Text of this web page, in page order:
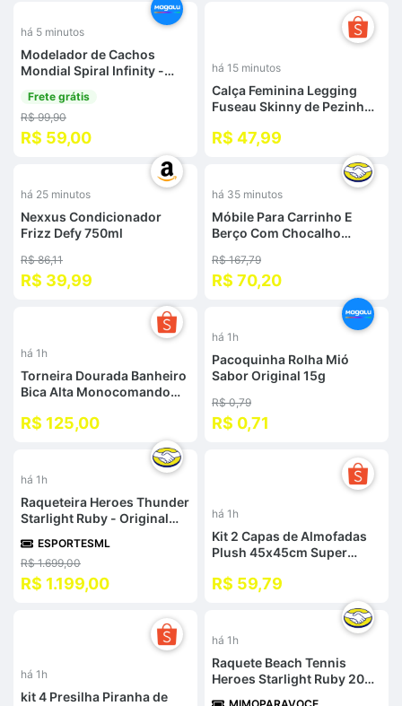
há 5 minutos
Modelador de Cachos
Mondial Spiral Infinity -
Frete grátis
R$ 99,90
R$ 59,00
há 15 minutos
Calça Feminina Legging
Fuseau Skinny de Pezinho
Transparência Cintura Alta
R$ 47,99
há 25 minutos
Nexxus Condicionador
Frizz Defy 750ml
R$ 86,11
R$ 39,99
-58 há 35 minutos
Móbile Para Carrinho E
Berço Com Chocalho
R$ 167,79
R$ 70,20
há 1h
Torneira Dourada Banheiro
Bica Alta Monocomando
30cm/18cm Cromada/Preto
R$ 125,00
-
há 1h
Pacoquinha Rolha Mió
Sabor Original 15g
R$ 0,79
R$ 0,71
há 1h
Raqueteira Heroes Thunder
Starlight Ruby - Original
ESPORTESML
R$ 1.699,00
R$ 1.199,00
há 1h
Kit 2 Capas de Almofadas
Plush 45x45cm Super
Decorativa Sala Quarto
R$ 59,79
há 1h
kit 4 Presilha Piranha de
- 21 há 1h
Raquete Beach Tennis
Heroes Starlight Ruby 2026
MIMOPARAVOCE